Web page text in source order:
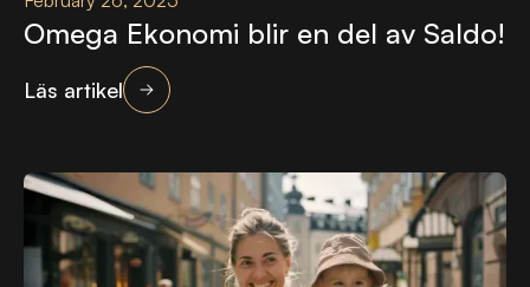
Omega Ekonomi blir en del av Saldo!
Läs artikel